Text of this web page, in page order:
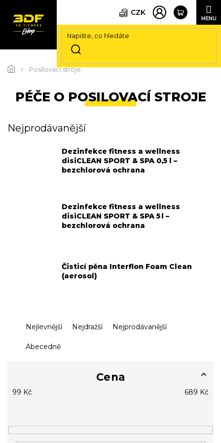
na
CZK
Posilovací stroje
PÉČE O POSILOVACÍ STROJE
Nejprodávanější
Dezinfekce fitness a wellness
disiCLEAN SPORT & SPA 0,5 l –
bezchlorová ochrana
Dezinfekce fitness a wellness
disiCLEAN SPORT & SPA 5 l –
bezchlorová ochrana
Čisticí pěna Interflon Foam Clean
(aerosol)
Ř
p
r
u
Nejlevnější Nejdražší Nejprodávanější
Abecedně
Cena
99 Kč 689 Kč